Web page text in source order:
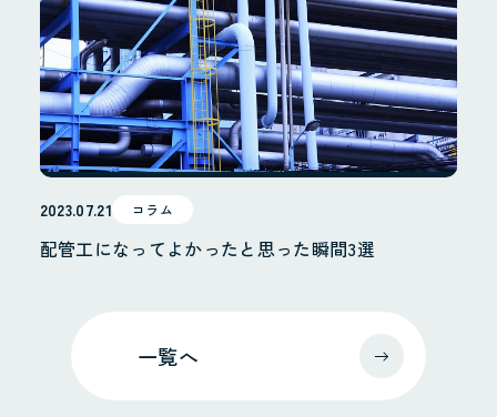
2023.07.21 コラム
配管工になってよかったと思った瞬間3選
一覧へ